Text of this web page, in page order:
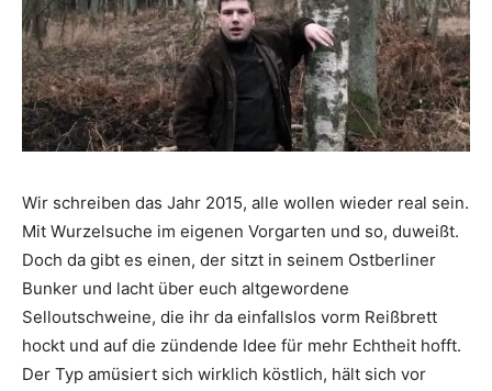
Wir schreiben das Jahr 2015, alle wollen wieder real sein.
Mit Wurzelsuche im eigenen Vorgarten und so, duweißt.
Doch da gibt es einen, der sitzt in seinem Ostberliner
Bunker und lacht über euch altgewordene
Selloutschweine, die ihr da einfallslos vorm Reißbrett
hockt und auf die zündende Idee für mehr Echtheit hofft.
Der Typ amüsiert sich wirklich köstlich, hält sich vor